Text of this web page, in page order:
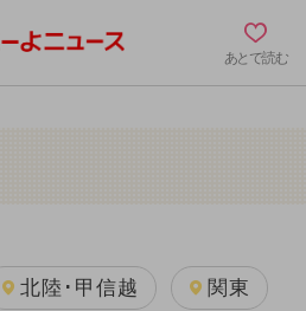
あとで読む
北陸･甲信越 関東